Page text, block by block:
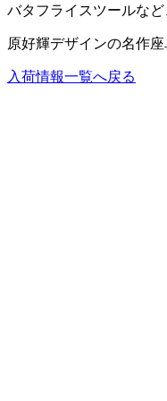
バタフライスツールな
原好輝デザインの名作座
入荷情報一覧へ戻る